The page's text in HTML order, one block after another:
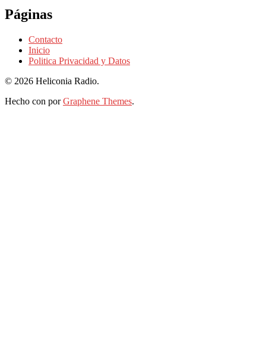
Páginas
Contacto
Inicio
Politica Privacidad y Datos
© 2026 Heliconia Radio.
Hecho con porGraphene Themes.